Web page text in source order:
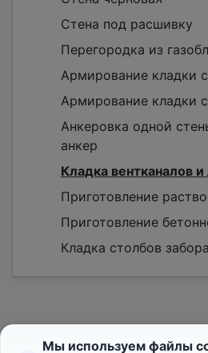
Стена под расшивку
Перегородка из
Армирование кладки
Армирование кладки
Анкеровка одной
анкер
Кладка вентканалов
Приготовление
Приготовление
Кладка столбов забора
Мы используем файлы